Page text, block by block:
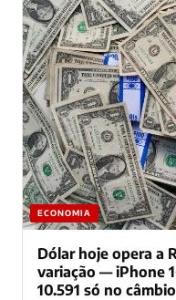
ECONOMIA
Dólar hoje opera a
variação — iPhone
10.591 só no câmbio